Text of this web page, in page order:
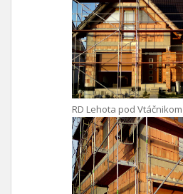
RD Lehota pod Vtáčnikom